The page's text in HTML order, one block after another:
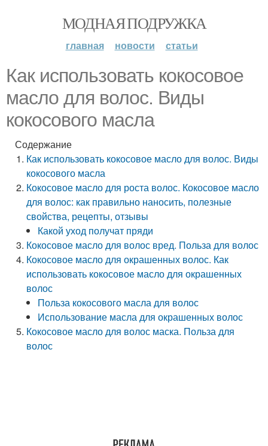
МОДНАЯ ПОДРУЖКА
главная новости статьи
Как использовать кокосовое
масло для волос. Виды
кокосового масла
Содержание
Как использовать кокосовое масло для волос. Виды
кокосового масла
Кокосовое масло для роста волос. Кокосовое масло
для волос: как правильно наносить, полезные
свойства, рецепты, отзывы
Какой уход получат пряди
Кокосовое масло для волос вред. Польза для волос
Кокосовое масло для окрашенных волос. Как
использовать кокосовое масло для окрашенных
волос
Польза кокосового масла для волос
Использование масла для окрашенных волос
Кокосовое масло для волос маска. Польза для
волос